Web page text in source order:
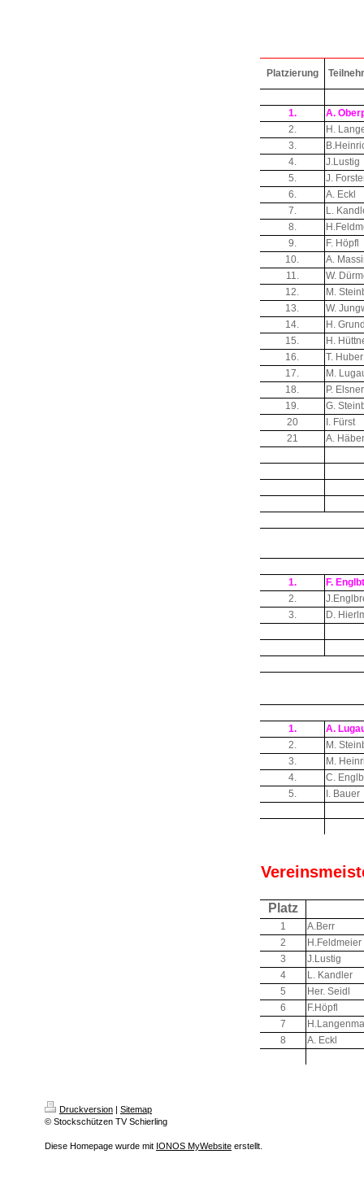
Platzierung
1.
A.
2.
H.
3.
4.
J.Lustig
5.
J.
6.
A. Eckl
7.
L.
8.
9.
F. Höpfl
10.
A.
11.
W.
12.
M.
13.
W.
14.
H.
15.
H.
16.
T. Huber
17.
M.
18.
P. Elsner
19.
G.
20
I. Fürst
21
A.
1.
F.
2.
3.
D.
1.
A.
2.
M.
3.
M.
4.
C.
5.
I. Bauer
Platz
1
A.Berr
2
H.Feldmeier
3
J.Lustig
4
L. Kandler
5
Her. Seidl
6
F.Höpfl
7
8
A. Eckl
Druckversion | Sitemap
© Stockschützen TV Schierling
Diese Homepage wurde mit IONOS MyWebsite erstellt.